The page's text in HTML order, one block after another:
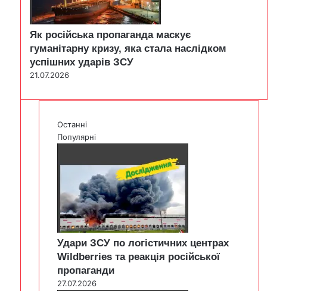
Як російська пропаганда маскує
гуманітарну кризу, яка стала наслідком
успішних ударів ЗСУ
21.07.2026
Останні
Популярні
Удари ЗСУ по логістичних центрах
Wildberries та реакція російської
пропаганди
27.07.2026